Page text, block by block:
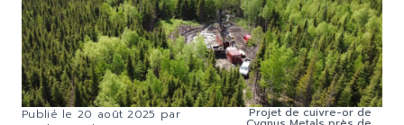
Publié le 20 août 2025 par
Projet de cuivre-or de